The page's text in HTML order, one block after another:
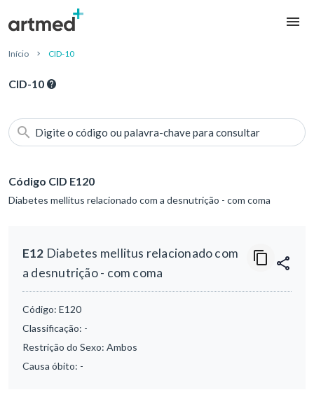
Início CID-10
CID-10
Digite o código ou palavra-chave para consultar
Código CID E120
Diabetes mellitus relacionado com a desnutrição - com coma
E12 Diabetes mellitus relacionado com
a desnutrição - com coma
Código: E120
Classificação: -
Restrição do Sexo: Ambos
Causa óbito: -